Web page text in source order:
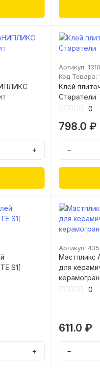
+
Артикул:
Код Товара:
Клей
Старатели
0
798.0 ₽
−
S1]
+
Артикул: 435
Мастпликс
для
0
611.0 ₽
−